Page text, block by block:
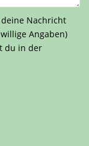
Nachricht
Angaben)
du in der